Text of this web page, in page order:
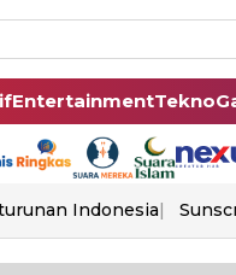
EntertainmentTekno
Indonesia